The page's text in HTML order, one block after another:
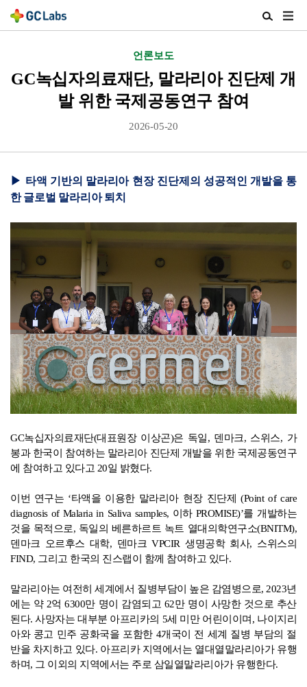
검
색
언론보도
GC녹십자의료재단, 말라리아 진단제 개
발 위한 국제공동연구 참여
2026-05-20
▶ 타액 기반의 말라리아 현장 진단제의 성공적인 개발을 통
한 글로벌 말라리아 퇴치
GC녹십자의료재단(대표원장 이상곤)은 독일, 덴마크, 스위스, 가
봉과 한국이 참여하는 말라리아 진단제 개발을 위한 국제공동연구
에 참여하고 있다고 20일 밝혔다.
이번 연구는 ‘타액을 이용한 말라리아 현장 진단제 (Point of care
diagnosis of Malaria in Saliva samples, 이하 PROMISE)’를 개발하는
것을 목적으로, 독일의 베른하르트 녹트 열대의학연구소(BNITM),
덴마크 오르후스 대학, 덴마크 VPCIR 생명공학 회사, 스위스의
FIND, 그리고 한국의 진스랩이 함께 참여하고 있다.
말라리아는 여전히 세계에서 질병부담이 높은 감염병으로, 2023년
에는 약 2억 6300만 명이 감염되고 62만 명이 사망한 것으로 추산
된다. 사망자는 대부분 아프리카의 5세 미만 어린이이며, 나이지리
아와 콩고 민주 공화국을 포함한 4개국이 전 세계 질병 부담의 절
반을 차지하고 있다. 아프리카 지역에서는 열대열말라리아가 유행
하며, 그 이외의 지역에서는 주로 삼일열말라리아가 유행한다.